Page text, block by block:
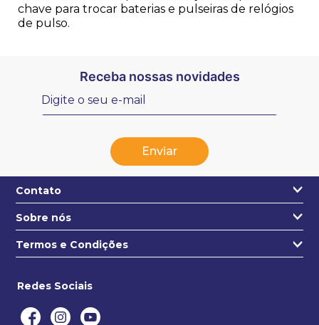
chave para trocar baterias e pulseiras de relógios
de pulso.
Receba nossas novidades
Enviar
Contato
+55 31 3271-4631
contato@estojo.com.br
Sobre nós
Quem somos
Termos e Condições
Redes Sociais